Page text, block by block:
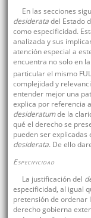
En las secciones
desideratadel Estado
como especificidad.
analizada y sus
atención especial a
encuentra no solo en
particular el mismo
complejidad y
entender mejor una
explica por referencia
desideratumde la
qué el derecho se
pueden ser
desiderata. De ello
Especificidad
La justificación del
especificidad, al igual
pretensión de ordenar
derecho gobierna